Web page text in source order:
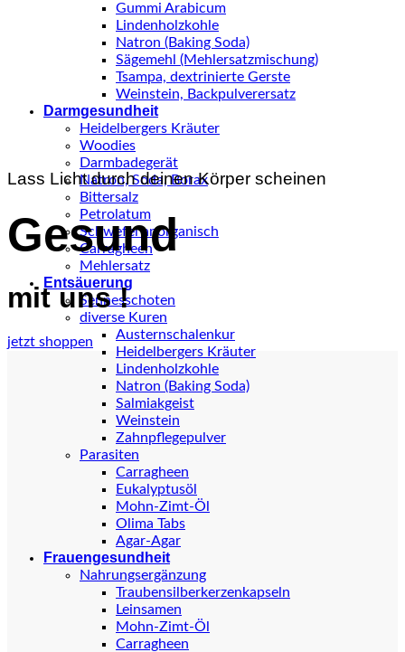
Gummi Arabicum
Lindenholzkohle
Natron (Baking Soda)
Sägemehl (Mehlersatzmischung)
Tsampa, dextrinierte Gerste
Weinstein, Backpulverersatz
Darmgesundheit
Heidelbergers Kräuter
Woodies
Darmbadegerät
Natron, Soda, Borax
Bittersalz
Petrolatum
Schwefel anorganisch
Carragheen
Mehlersatz
Entsäuerung
Sennesschoten
diverse Kuren
Austernschalenkur
Heidelbergers Kräuter
Lindenholzkohle
Natron (Baking Soda)
Salmiakgeist
Weinstein
Zahnpflegepulver
Parasiten
Carragheen
Eukalyptusöl
Mohn-Zimt-Öl
Olima Tabs
Agar-Agar
Frauengesundheit
Nahrungsergänzung
Traubensilberkerzenkapseln
Leinsamen
Mohn-Zimt-Öl
Carragheen
Lass Licht durch deinen Körper scheinen
Gesund
mituns !
jetzt shoppen